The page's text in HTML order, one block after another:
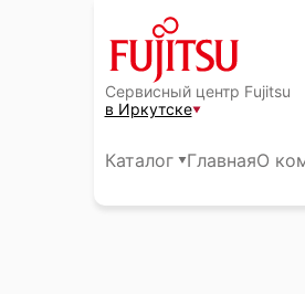
Сервисный центр Fujitsu
в Иркутске
Каталог ГлавнаяО